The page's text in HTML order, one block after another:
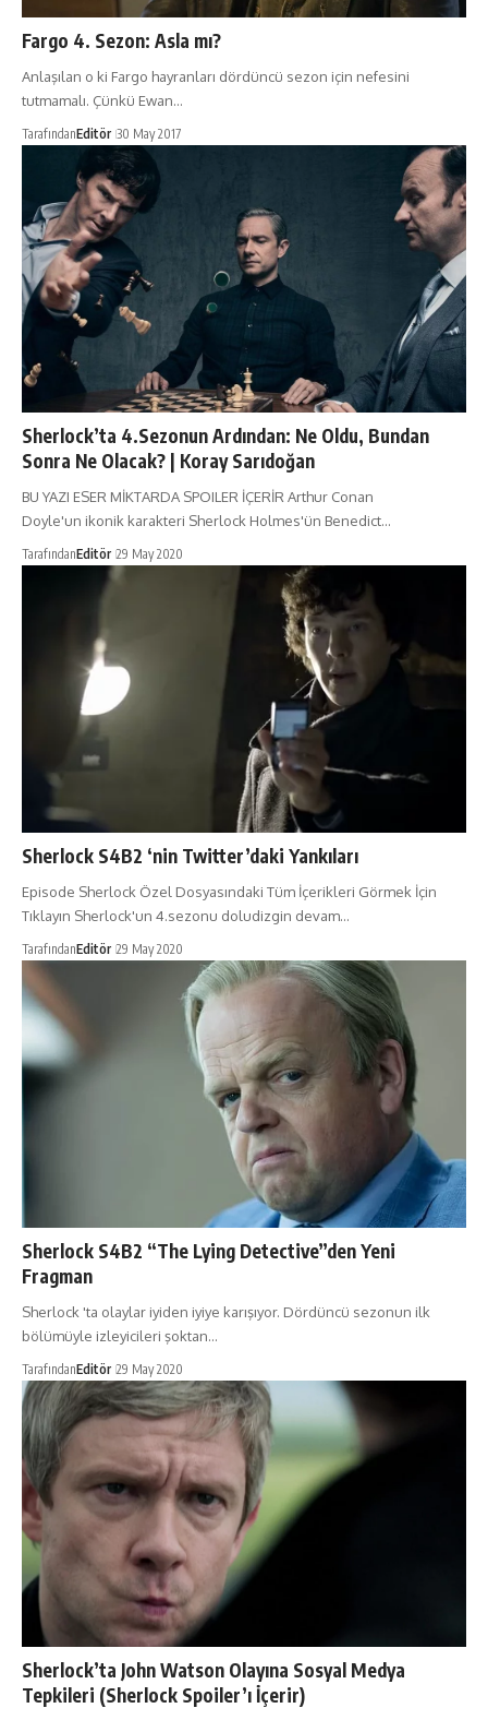
Fargo 4. Sezon: Asla mı?
Anlaşılan o ki Fargo hayranları dördüncü sezon için nefesini
tutmamalı. Çünkü Ewan…
TarafındanEditör 30 May 2017
Sherlock’ta 4.Sezonun Ardından: Ne Oldu, Bundan
Sonra Ne Olacak? | Koray Sarıdoğan
BU YAZI ESER MİKTARDA SPOILER İÇERİR Arthur Conan
Doyle'un ikonik karakteri Sherlock Holmes'ün Benedict…
TarafındanEditör 29 May 2020
Sherlock S4B2 ‘nin Twitter’daki Yankıları
Episode Sherlock Özel Dosyasındaki Tüm İçerikleri Görmek İçin
Tıklayın Sherlock'un 4.sezonu doludizgin devam…
TarafındanEditör 29 May 2020
Sherlock S4B2 “The Lying Detective”den Yeni
Fragman
Sherlock 'ta olaylar iyiden iyiye karışıyor. Dördüncü sezonun ilk
bölümüyle izleyicileri şoktan…
TarafındanEditör 29 May 2020
Sherlock’ta John Watson Olayına Sosyal Medya
Tepkileri (Sherlock Spoiler’ı İçerir)